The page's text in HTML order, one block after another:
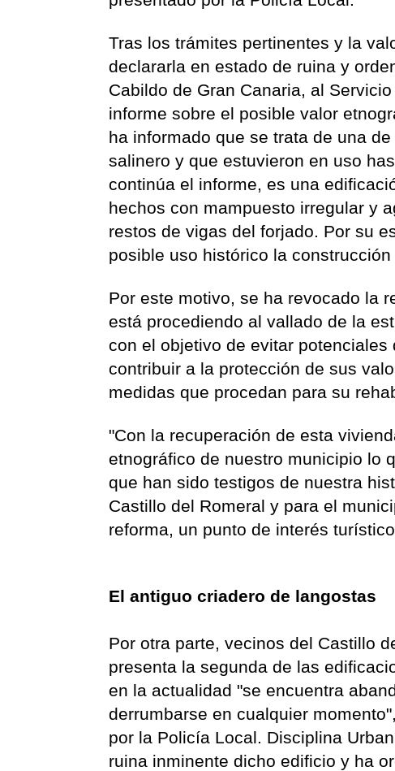
Tras los trámites pertinentes y la
declararla en estado de ruina y
Cabildo de Gran Canaria, al
informe sobre el posible valor
ha informado que se trata de una
salinero y que estuvieron en uso
continúa el informe, es una
hechos con mampuesto irregular y
restos de vigas del forjado. Por su
posible uso histórico la
Por este motivo, se ha revocado la
está procediendo al vallado de la
con el objetivo de evitar
contribuir a la protección de sus
medidas que procedan para su
"Con la recuperación de esta
etnográfico de nuestro municipio lo
que han sido testigos de nuestra
Castillo del Romeral y para el
reforma, un punto de interés
El antiguo criadero de langostas
Por otra parte, vecinos del Castillo
presenta la segunda de las
en la actualidad "se encuentra
derrumbarse en cualquier
por la Policía Local. Disciplina
ruina inminente dicho edificio y ha